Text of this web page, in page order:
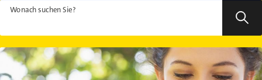
Wonach suchen Sie?